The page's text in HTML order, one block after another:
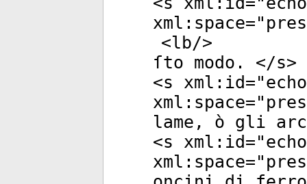
xml:space="
<lb/>
ſto modo. </s>
<s xml:id="
xml:space="
lame, ò gli
<s xml:id="
xml:space="